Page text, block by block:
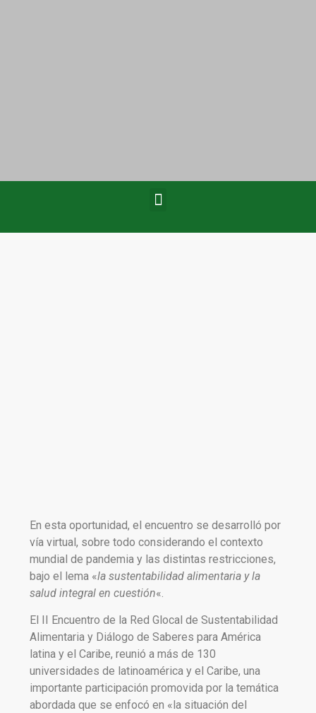
En esta oportunidad, el encuentro se desarrolló por
vía virtual, sobre todo considerando el contexto
mundial de pandemia y las distintas restricciones,
bajo el lema «la sustentabilidad alimentaria y la
salud integral en cuestión«.
El II Encuentro de la Red Glocal de Sustentabilidad
Alimentaria y Diálogo de Saberes para América
latina y el Caribe, reunió a más de 130
universidades de latinoamérica y el Caribe, una
importante participación promovida por la temática
abordada que se enfocó en «la situación del